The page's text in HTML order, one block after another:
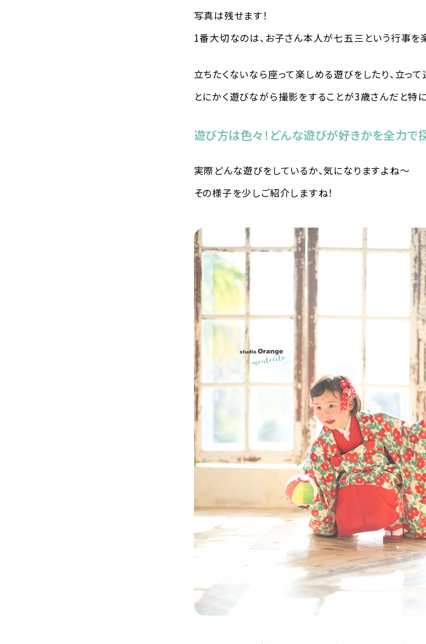
写真は残せます！
1番大切なのは、お子さん本人が七五三という行事を
立ちたくないなら座って楽しめる遊びをしたり、立っ
とにかく遊びながら撮影をすることが3歳さんだと特
遊び方は色々！どんな遊びが好きかを全力で探
実際どんな遊びをしているか、気になりますよね〜
その様子を少しご紹介しますね！